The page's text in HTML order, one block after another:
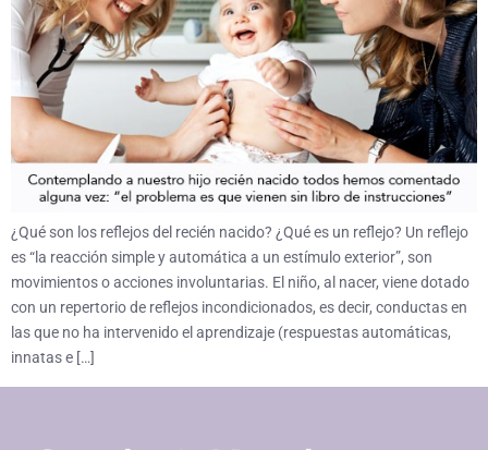
¿Qué son los reflejos del recién nacido? ¿Qué es un reflejo? Un reflejo
es “la reacción simple y automática a un estímulo exterior”, son
movimientos o acciones involuntarias. El niño, al nacer, viene dotado
con un repertorio de reflejos incondicionados, es decir, conductas en
las que no ha intervenido el aprendizaje (respuestas automáticas,
innatas e […]